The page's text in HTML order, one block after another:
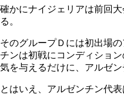
確かにナイジェリアは前回
る。
そのグループＤには初出場
チンは初戦にコンディショ
気を与えるだけに、アルゼ
とはいえ、アルゼンチン代